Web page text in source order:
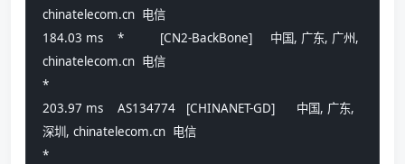
chinatelecom.cn  电信
184.03 ms    *          [CN2-BackBone]     中国, 广东, 广州,
chinatelecom.cn  电信
*
203.97 ms    AS134774   [CHINANET-GD]      中国, 广东,
深圳, chinatelecom.cn  电信
*